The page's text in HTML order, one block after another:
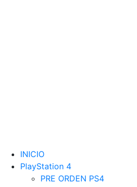
INICIO
PlayStation 4
PRE ORDEN PS4